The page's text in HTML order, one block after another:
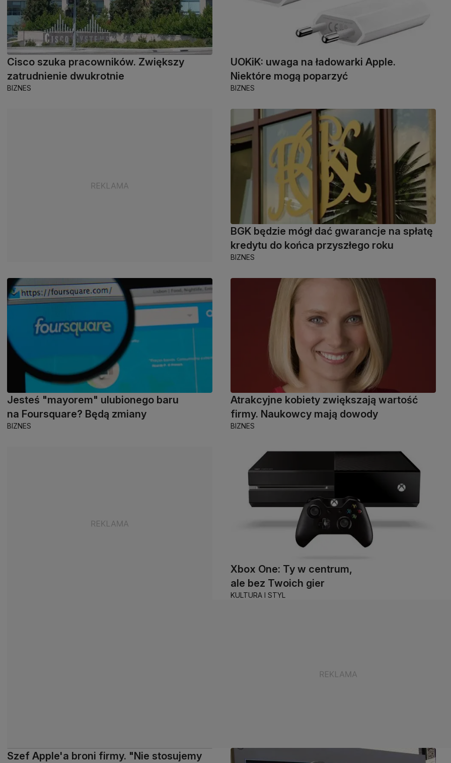
Cisco szuka pracowników. Zwiększy
zatrudnienie dwukrotnie
BIZNES
UOKiK: uwaga na ładowarki Apple.
Niektóre mogą poparzyć
BIZNES
BGK będzie mógł dać gwarancje na spłatę
kredytu do końca przyszłego roku
BIZNES
Jesteś "mayorem" ulubionego baru
na Foursquare? Będą zmiany
BIZNES
Atrakcyjne kobiety zwiększają wartość
firmy. Naukowcy mają dowody
BIZNES
Xbox One: Ty w centrum,
ale bez Twoich gier
KULTURA I STYL
Szef Apple'a broni firmy. "Nie stosujemy